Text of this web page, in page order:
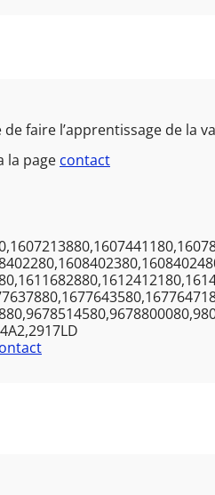
faire l’apprentissage de la
la page contact